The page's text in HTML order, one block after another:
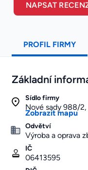
NAPSAT
PROFIL FIRMY
Základní
Sídlo firmy
Nové sady 988/
Zobrazit mapu
Odvětví
Výroba a oprava
IČ
06413595